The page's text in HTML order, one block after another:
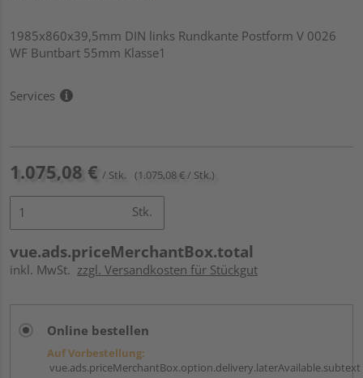
1985x860x39,5mm DIN links Rundkante Postform V 0026
WF Buntbart 55mm Klasse1
Services
1.075,08 € / Stk. (1.075,08 € / Stk.)
Stk.
vue.ads.priceMerchantBox.total
inkl. MwSt. zzgl. Versandkosten für Stückgut
Online bestellen
Auf Vorbestellung:
vue.ads.priceMerchantBox.option.delivery.laterAvailable.subtext